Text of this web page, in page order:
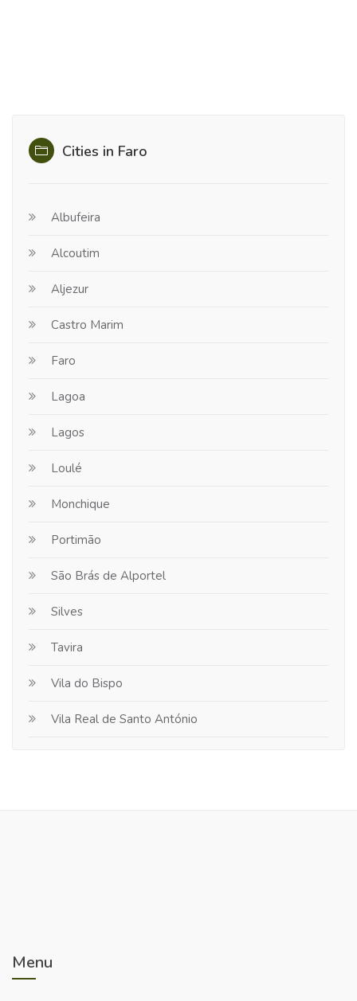
Cities in Faro
Albufeira
Alcoutim
Aljezur
Castro Marim
Faro
Lagoa
Lagos
Loulé
Monchique
Portimão
São Brás de Alportel
Silves
Tavira
Vila do Bispo
Vila Real de Santo António
Menu